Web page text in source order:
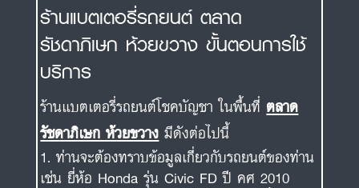
ร้านแบตเตอรี่รถยนต์ ตลาด
รัชดาภิเษก ห้วยขวาง ขั้นตอนการใช้
บริการ
ร้านแบตเตอรี่รถยนต์โชคบัญชา ในพื้นที่ ตลาด
รัชดาภิเษก ห้วยขวาง มีดังต่อไปนี้
ท่านจะต้องทราบข้อมูลเกี่ยวกับรถยนต์ของท่าน
เช่น ยี่ห้อ Honda รุ่น Civic FD ปี คศ 2010